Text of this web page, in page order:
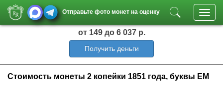
Отправьте фото монет на оценку
от 149 до 6 037 р.
Получить деньги
Стоимость монеты 2 копейки 1851 года, буквы ЕМ